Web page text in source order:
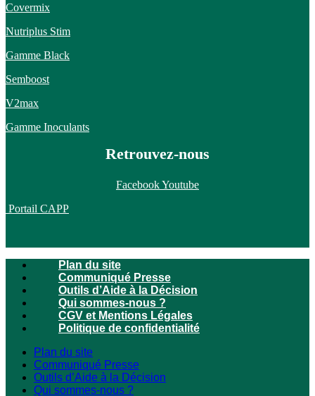
Covermix
Nutriplus Stim
Gamme Black
Semboost
V2max
Gamme Inoculants
Retrouvez-nous
FacebookYoutube
Portail CAPP
Plan du site
Communiqué Presse
Outils d’Aide à la Décision
Qui sommes-nous ?
CGV et Mentions Légales
Politique de confidentialité
Plan du site
Communiqué Presse
Outils d’Aide à la Décision
Qui sommes-nous ?